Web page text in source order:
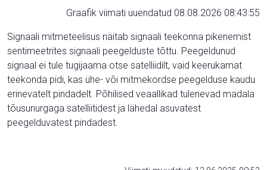
Graafik viimati uuendatud 08.08.2026 08:43:55
Signaali mitmeteelisus näitab signaali teekonna pikenemist
sentimeetrites signaali peegelduste tõttu. Peegeldunud
signaal ei tule tugijaama otse satelliidilt, vaid keerukamat
teekonda pidi, kas ühe- või mitmekordse peegelduse kaudu
erinevatelt pindadelt. Põhilised veaallikad tulenevad madala
tõusunurgaga satelliitidest ja lähedal asuvatest
peegelduvatest pindadest.